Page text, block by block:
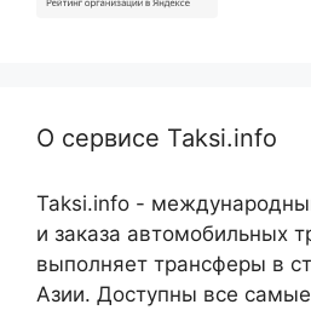
О сервисе Taksi.info
Taksi.info -
и заказа автомобильных
выполняет трансферы в
Азии. Доступны все